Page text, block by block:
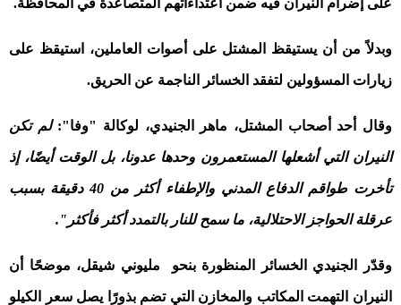
وبدلاً من أن يستيقظ المشتل على أصوات العاملين، استيقظ على
زيارات المسؤولين لتفقد الخسائر الناجمة عن الحريق.
وقال أحد أصحاب المشتل، ماهر الجنيدي، لوكالة "وفا":لم تكن
النيران التي أشعلها المستعمرون وحدها عدونا، بل الوقت أيضًا، إذ
تأخرت طواقم الدفاع المدني والإطفاء أكثر من 40 دقيقة بسبب
عرقلة الحواجز الاحتلالية، ما سمح للنار بالتمدد أكثر فأكثر "
.
وقدّر الجنيدي الخسائر المنظورة بنحو مليوني شيقل، موضحًا أن
النيران التهمت المكاتب والمخازن التي تضم بذورًا يصل سعر الكيلو